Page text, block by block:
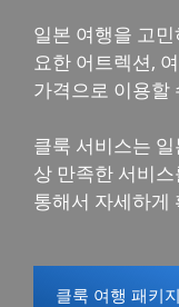
일본 여행을 고
요한 어트렉션,
가격으로 이용할
클룩 서비스는
상 만족한 서비
통해서 자세하게
클룩 여행 패키